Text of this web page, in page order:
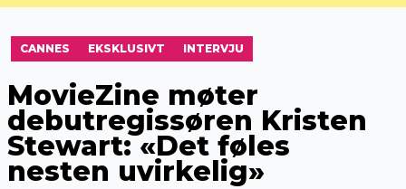
CANNES EKSKLUSIVT INTERVJU
MovieZine møter
debutregissøren Kristen
Stewart: «Det føles
nesten uvirkelig»